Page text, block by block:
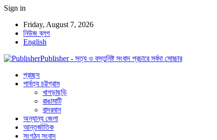
Sign in
Friday, August 7, 2026
নিউজ ব্লগ
English
Publisher - সত্য ও বস্তুনিষ্ট সংবাদ প্রচারে সর্বদা সোচ্চার
প্রচ্ছদ
পার্বত্য চট্টগ্রাম
খাগড়াছড়ি
রাঙামাটি
বান্দরবান
অন্যান্য জেলা
আন্তর্জাতিক
সংগঠন সংবাদ